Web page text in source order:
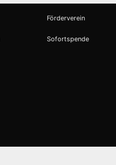
Förderverein
Sofortspende